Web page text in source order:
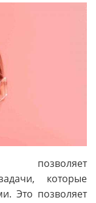
позволяет
которые
Это позволяет